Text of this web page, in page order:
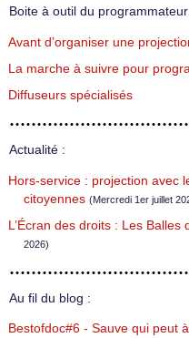
Boite à outil du
Avant d’organiser une
La marche à suivre pour
Diffuseurs spécialisés
Actualité :
Hors-service : projection avec
citoyennes (Mercredi 1er juillet
L’Écran des droits : Les Balles
2026)
Au fil du blog :
Bestofdoc#6 - Sauve qui peut